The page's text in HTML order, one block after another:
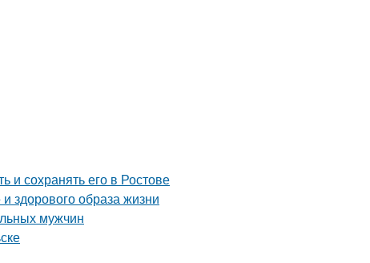
и сохранять его в Ростове
здорового образа жизни
мужчин